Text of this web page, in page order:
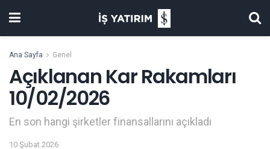
Ana Sayfa Genel
Açıklanan Kar Rakamları
10/02/2026
En son hangi şirketler finansallarını açıkladı
10 Şubat 2026